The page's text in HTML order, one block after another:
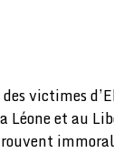
victimes
Léone et au